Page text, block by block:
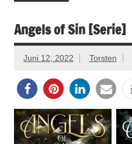
Angels of Sin [Serie]
Juni 12, 2022 Torsten